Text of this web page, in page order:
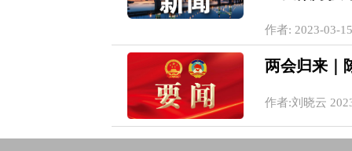
作者: 2023-03-
两会归来｜
作者:刘晓云